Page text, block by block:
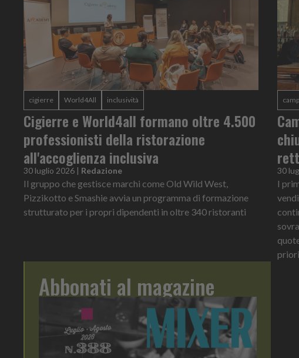
cigierre World4All inclusività
Cigierre e World4all formano oltre 4.500
professionisti della ristorazione
all'accoglienza inclusiva
30 luglio 2026 | Redazione
Il gruppo che gestisce marchi come Old Wild West,
Pizzikotto e Smashie avvia un programma di formazione
strutturato per i propri dipendenti in oltre 340 ristoranti
30
I
Abbonati al magazine